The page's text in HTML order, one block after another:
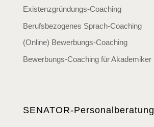
Existenzgründungs-Coaching
Berufsbezogenes Sprach-Coaching
(Online) Bewerbungs-Coaching
Bewerbungs-Coaching für Akademiker
SENATOR-Personalberatung